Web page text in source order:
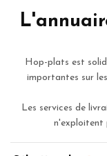
Hop-plats est
importantes sur
Les services de
n'exploitent